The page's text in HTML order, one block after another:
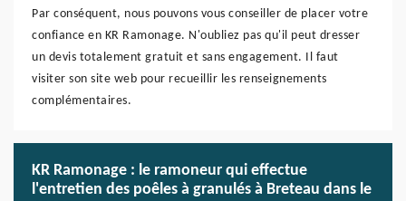
Par conséquent, nous pouvons vous conseiller de placer votre
confiance en KR Ramonage. N'oubliez pas qu'il peut dresser
un devis totalement gratuit et sans engagement. Il faut
visiter son site web pour recueillir les renseignements
complémentaires.
KR Ramonage : le ramoneur qui effectue
l'entretien des poêles à granulés à Breteau dans le